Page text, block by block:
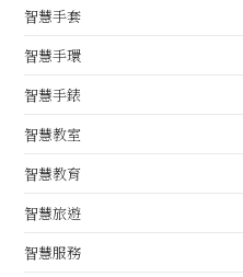
智慧手套
智慧手環
智慧手錶
智慧教室
智慧教育
智慧旅遊
智慧服務